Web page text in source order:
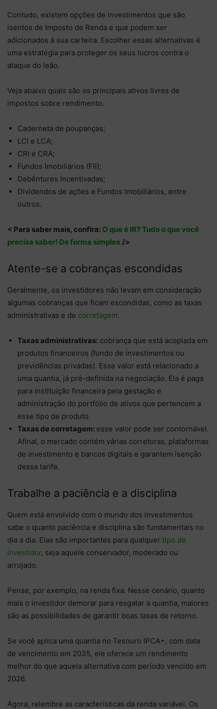
Contudo, existem opções de investimentos que são
isentos de Imposto de Renda e que podem ser
adicionados à sua carteira. Escolher essas alternativas é
uma estratégia para proteger os seus lucros contra o
ataque do leão.
Veja abaixo quais são os principais ativos livres de
impostos sobre rendimento.
Caderneta de poupanças;
LCI e LCA;
CRI e CRA;
Fundos Imobiliários (FII);
Debêntures Incentivadas;
Dividendos de ações e Fundos Imobiliários, entre
outros.
< Para saber mais, confira: O que é IR? Tudo o que você
precisa saber! De forma simples />
Atente-se a cobranças escondidas
Geralmente, os investidores não levam em consideração
algumas cobranças que ficam escondidas, como as taxas
administrativas e de corretagem.
Taxas administrativas: cobrança que está acoplada em
produtos financeiros (fundo de investimentos ou
previdências privadas). Esse valor está relacionado a
uma quantia, já pré-definida na negociação. Ela é paga
para instituição financeira pela gestação e
administração do portfólio de ativos que pertencem a
esse tipo de produto.
Taxas de corretagem: esse valor pode ser contornável.
Afinal, o mercado contém várias corretoras, plataformas
de investimento e bancos digitais e garantem isenção
dessa tarifa.
Trabalhe a paciência e a disciplina
Quem está envolvido com o mundo dos investimentos
sabe o quanto paciência e disciplina são fundamentais no
dia a dia. Elas são importantes para qualquer tipo de
investidor, seja aquele conservador, moderado ou
arrojado.
Pense, por exemplo, na renda fixa. Nesse cenário, quanto
mais o investidor demorar para resgatar a quantia, maiores
são as possibilidades de garantir boas taxas de retorno.
Se você aplica uma quantia no Tesouro IPCA+, com data
de vencimento em 2035, ele oferece um rendimento
melhor do que aquela alternativa com período vencido em
2026.
Agora, relembre as características da renda variável. Os